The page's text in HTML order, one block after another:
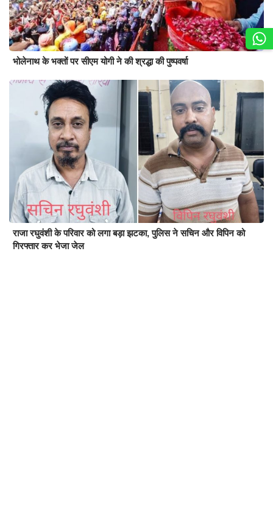
भोलेनाथ के भक्तों पर सीएम योगी ने की श्रद्धा की पुष्पवर्षा
राजा रघुवंशी के परिवार को लगा बड़ा झटका, पुलिस ने सचिन और विपिन को
गिरफ्तार कर भेजा जेल